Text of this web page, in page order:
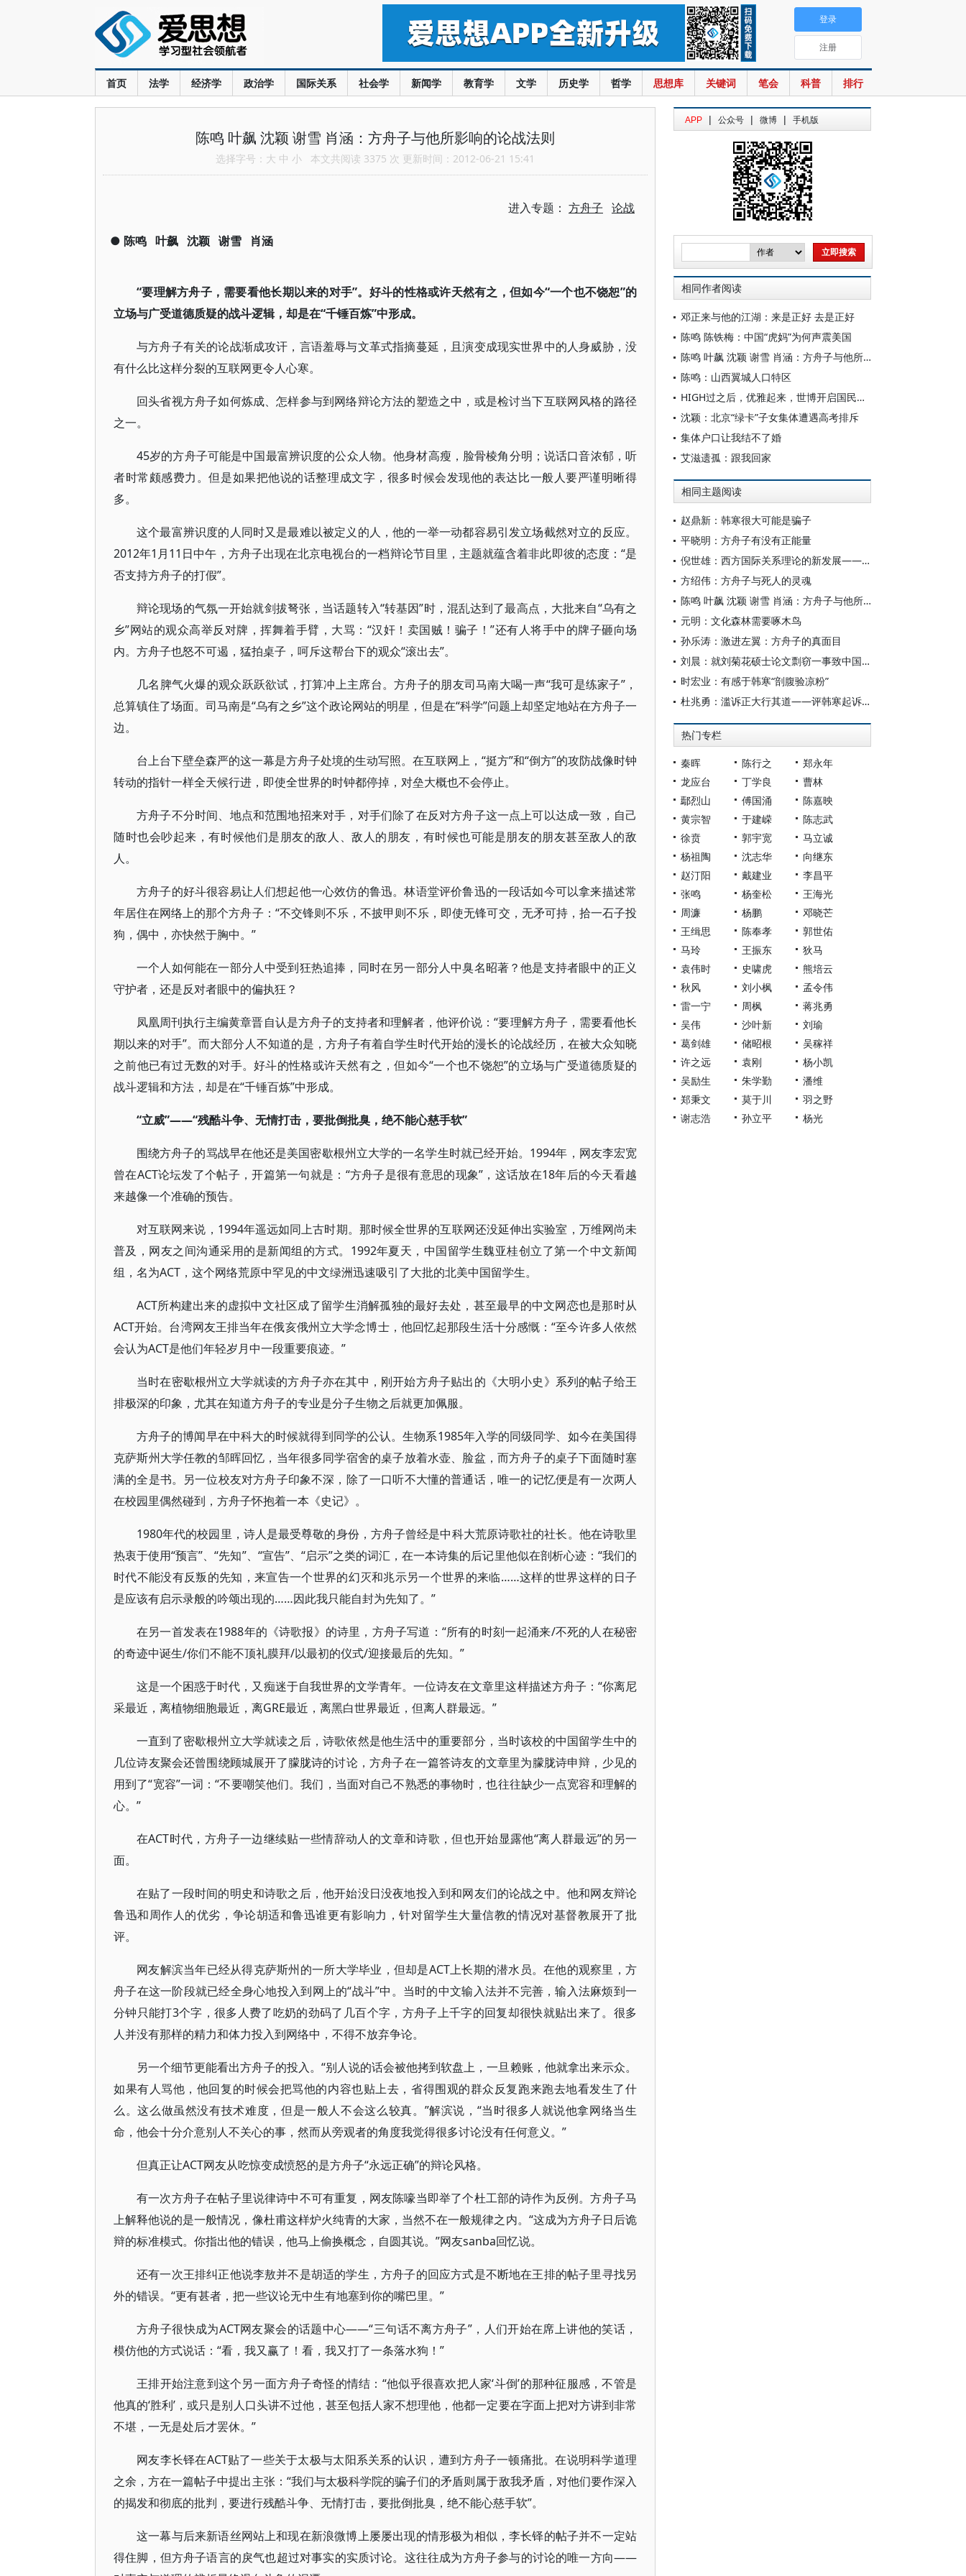
首页 法学 经济学 政治学 国际关系 社会学 新闻学 教育学 文学 历史学 哲学 思想库 关键词 笔会 科普 排行
登录
注册
陈鸣 叶飙 沈颖 谢雪 肖涵：方舟子与他所影响的论战法则
选择字号： 大 中 小 本文共阅读 3375 次 更新时间：2012-06-21 15:41
进入专题： 方舟子 论战
● 陈鸣 叶飙 沈颖 谢雪 肖涵
“要理解方舟子，需要看他长期以来的对手”。好斗的性格或许天然有之，但如今“一个也不饶恕”的
立场与广受道德质疑的战斗逻辑，却是在“千锤百炼”中形成。
与方舟子有关的论战渐成攻讦，言语羞辱与文革式指摘蔓延，且演变成现实世界中的人身威胁，没
有什么比这样分裂的互联网更令人心寒。
回头省视方舟子如何炼成、怎样参与到网络辩论方法的塑造之中，或是检讨当下互联网风格的路径
之一。
45岁的方舟子可能是中国最富辨识度的公众人物。他身材高瘦，脸骨棱角分明；说话口音浓郁，听
者时常颇感费力。但是如果把他说的话整理成文字，很多时候会发现他的表达比一般人要严谨明晰得
多。
这个最富辨识度的人同时又是最难以被定义的人，他的一举一动都容易引发立场截然对立的反应。
2012年1月11日中午，方舟子出现在北京电视台的一档辩论节目里，主题就蕴含着非此即彼的态度：“是
否支持方舟子的打假”。
辩论现场的气氛一开始就剑拔弩张，当话题转入“转基因”时，混乱达到了最高点，大批来自“乌有之
乡”网站的观众高举反对牌，挥舞着手臂，大骂：“汉奸！卖国贼！骗子！”还有人将手中的牌子砸向场
内。方舟子也怒不可遏，猛拍桌子，呵斥这帮台下的观众“滚出去”。
几名脾气火爆的观众跃跃欲试，打算冲上主席台。方舟子的朋友司马南大喝一声“我可是练家子”，
总算镇住了场面。司马南是“乌有之乡”这个政论网站的明星，但是在“科学”问题上却坚定地站在方舟子一
边。
台上台下壁垒森严的这一幕是方舟子处境的生动写照。在互联网上，“挺方”和“倒方”的攻防战像时钟
转动的指针一样全天候行进，即使全世界的时钟都停掉，对垒大概也不会停止。
方舟子不分时间、地点和范围地招来对手，对手们除了在反对方舟子这一点上可以达成一致，自己
随时也会吵起来，有时候他们是朋友的敌人、敌人的朋友，有时候也可能是朋友的朋友甚至敌人的敌
人。
方舟子的好斗很容易让人们想起他一心效仿的鲁迅。林语堂评价鲁迅的一段话如今可以拿来描述常
年居住在网络上的那个方舟子：“不交锋则不乐，不披甲则不乐，即使无锋可交，无矛可持，拾一石子投
狗，偶中，亦快然于胸中。”
一个人如何能在一部分人中受到狂热追捧，同时在另一部分人中臭名昭著？他是支持者眼中的正义
守护者，还是反对者眼中的偏执狂？
凤凰周刊执行主编黄章晋自认是方舟子的支持者和理解者，他评价说：“要理解方舟子，需要看他长
期以来的对手”。而大部分人不知道的是，方舟子有着自学生时代开始的漫长的论战经历，在被大众知晓
之前他已有过无数的对手。好斗的性格或许天然有之，但如今“一个也不饶恕”的立场与广受道德质疑的
战斗逻辑和方法，却是在“千锤百炼”中形成。
“立威”——“残酷斗争、无情打击，要批倒批臭，绝不能心慈手软”
围绕方舟子的骂战早在他还是美国密歇根州立大学的一名学生时就已经开始。1994年，网友李宏宽
曾在ACT论坛发了个帖子，开篇第一句就是：“方舟子是很有意思的现象”，这话放在18年后的今天看越
来越像一个准确的预告。
对互联网来说，1994年遥远如同上古时期。那时候全世界的互联网还没延伸出实验室，万维网尚未
普及，网友之间沟通采用的是新闻组的方式。1992年夏天，中国留学生魏亚桂创立了第一个中文新闻
组，名为ACT，这个网络荒原中罕见的中文绿洲迅速吸引了大批的北美中国留学生。
ACT所构建出来的虚拟中文社区成了留学生消解孤独的最好去处，甚至最早的中文网恋也是那时从
ACT开始。台湾网友王排当年在俄亥俄州立大学念博士，他回忆起那段生活十分感慨：“至今许多人依然
会认为ACT是他们年轻岁月中一段重要痕迹。”
当时在密歇根州立大学就读的方舟子亦在其中，刚开始方舟子贴出的《大明小史》系列的帖子给王
排极深的印象，尤其在知道方舟子的专业是分子生物之后就更加佩服。
方舟子的博闻早在中科大的时候就得到同学的公认。生物系1985年入学的同级同学、如今在美国得
克萨斯州大学任教的邹晖回忆，当年很多同学宿舍的桌子放着水壶、脸盆，而方舟子的桌子下面随时塞
满的全是书。另一位校友对方舟子印象不深，除了一口听不大懂的普通话，唯一的记忆便是有一次两人
在校园里偶然碰到，方舟子怀抱着一本《史记》。
1980年代的校园里，诗人是最受尊敬的身份，方舟子曾经是中科大荒原诗歌社的社长。他在诗歌里
热衷于使用“预言”、“先知”、“宣告”、“启示”之类的词汇，在一本诗集的后记里他似在剖析心迹：“我们的
时代不能没有反叛的先知，来宣告一个世界的幻灭和兆示另一个世界的来临……这样的世界这样的日子
是应该有启示录般的吟颂出现的……因此我只能自封为先知了。”
在另一首发表在1988年的《诗歌报》的诗里，方舟子写道：“所有的时刻一起涌来/不死的人在秘密
的奇迹中诞生/你们不能不顶礼膜拜/以最初的仪式/迎接最后的先知。”
这是一个困惑于时代，又痴迷于自我世界的文学青年。一位诗友在文章里这样描述方舟子：“你离尼
采最近，离植物细胞最近，离GRE最近，离黑白世界最近，但离人群最远。”
一直到了密歇根州立大学就读之后，诗歌依然是他生活中的重要部分，当时该校的中国留学生中的
几位诗友聚会还曾围绕顾城展开了朦胧诗的讨论，方舟子在一篇答诗友的文章里为朦胧诗申辩，少见的
用到了“宽容”一词：“不要嘲笑他们。我们，当面对自己不熟悉的事物时，也往往缺少一点宽容和理解的
心。”
在ACT时代，方舟子一边继续贴一些情辞动人的文章和诗歌，但也开始显露他“离人群最远”的另一
面。
在贴了一段时间的明史和诗歌之后，他开始没日没夜地投入到和网友们的论战之中。他和网友辩论
鲁迅和周作人的优劣，争论胡适和鲁迅谁更有影响力，针对留学生大量信教的情况对基督教展开了批
评。
网友解滨当年已经从得克萨斯州的一所大学毕业，但却是ACT上长期的潜水员。在他的观察里，方
舟子在这一阶段就已经全身心地投入到网上的“战斗”中。当时的中文输入法并不完善，输入法麻烦到一
分钟只能打3个字，很多人费了吃奶的劲码了几百个字，方舟子上千字的回复却很快就贴出来了。很多
人并没有那样的精力和体力投入到网络中，不得不放弃争论。
另一个细节更能看出方舟子的投入。“别人说的话会被他拷到软盘上，一旦赖账，他就拿出来示众。
如果有人骂他，他回复的时候会把骂他的内容也贴上去，省得围观的群众反复跑来跑去地看发生了什
么。这么做虽然没有技术难度，但是一般人不会这么较真。”解滨说，“当时很多人就说他拿网络当生
命，他会十分介意别人不关心的事，然而从旁观者的角度我觉得很多讨论没有任何意义。”
但真正让ACT网友从吃惊变成愤怒的是方舟子“永远正确”的辩论风格。
有一次方舟子在帖子里说律诗中不可有重复，网友陈嚎当即举了个杜工部的诗作为反例。方舟子马
上解释他说的是一般情况，像杜甫这样炉火纯青的大家，当然不在一般规律之内。“这成为方舟子日后诡
辩的标准模式。你指出他的错误，他马上偷换概念，自圆其说。”网友sanba回忆说。
还有一次王排纠正他说李敖并不是胡适的学生，方舟子的回应方式是不断地在王排的帖子里寻找另
外的错误。“更有甚者，把一些议论无中生有地塞到你的嘴巴里。”
方舟子很快成为ACT网友聚会的话题中心——“三句话不离方舟子”，人们开始在席上讲他的笑话，
模仿他的方式说话：“看，我又赢了！看，我又打了一条落水狗！”
王排开始注意到这个另一面方舟子奇怪的情结：“他似乎很喜欢把人家‘斗倒’的那种征服感，不管是
他真的‘胜利’，或只是别人口头讲不过他，甚至包括人家不想理他，他都一定要在字面上把对方讲到非常
不堪，一无是处后才罢休。”
网友李长铎在ACT贴了一些关于太极与太阳系关系的认识，遭到方舟子一顿痛批。在说明科学道理
之余，方在一篇帖子中提出主张：“我们与太极科学院的骗子们的矛盾则属于敌我矛盾，对他们要作深入
的揭发和彻底的批判，要进行残酷斗争、无情打击，要批倒批臭，绝不能心慈手软”。
这一幕与后来新语丝网站上和现在新浪微博上屡屡出现的情形极为相似，李长铎的帖子并不一定站
得住脚，但方舟子语言的戾气也超过对事实的实质讨论。这往往成为方舟子参与的讨论的唯一方向——
APP | 公众号 | 微博 | 手机版
相同作者阅读
邓正来与他的江湖：来是正好 去是正好
陈鸣 陈铁梅：中国“虎妈”为何声震美国
陈鸣 叶飙 沈颖 谢雪 肖涵：方舟子与他所影响的论战法则
陈鸣：山西翼城人口特区
HIGH过之后，优雅起来，世博开启国民素质成人礼
沈颖：北京“绿卡”子女集体遭遇高考排斥
集体户口让我结不了婚
艾滋遗孤：跟我回家
相同主题阅读
赵鼎新：韩寒很大可能是骗子
平晓明：方舟子有没有正能量
倪世雄：西方国际关系理论的新发展——学派、论战、理论
方绍伟：方舟子与死人的灵魂
陈鸣 叶飙 沈颖 谢雪 肖涵：方舟子与他所影响的论战法则
元明：文化森林需要啄木鸟
孙乐涛：激进左翼：方舟子的真面目
刘晨：就刘菊花硕士论文剽窃一事致中国社科院
时宏业：有感于韩寒“剖腹验凉粉”
杜兆勇：滥诉正大行其道——评韩寒起诉方舟子
热门专栏
秦晖 陈行之
郑永年
龙应台
丁学良
曹林
鄢烈山
傅国涌
陈嘉映
黄宗智
于建嵘
陈志武
徐贲
郭宇宽
马立诚
杨祖陶
沈志华
向继东
赵汀阳
戴建业
李昌平
张鸣
杨奎松
王海光
周濂
杨鹏
邓晓芒
王缉思
陈奉孝
郭世佑
马玲
王振东
狄马
袁伟时
史啸虎
熊培云
秋风
刘小枫
孟令伟
雷一宁
周枫
蒋兆勇
吴伟
沙叶新
刘瑜
葛剑雄
储昭根
吴稼祥
许之远
袁刚
杨小凯
吴励生
朱学勤
潘维
郑秉文
莫于川
羽之野
谢志浩
孙立平 杨光